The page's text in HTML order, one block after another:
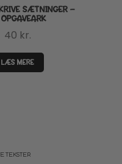
TEKSTER
SÆTNINGER –
40 kr.
LÆS MERE